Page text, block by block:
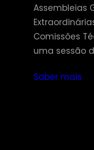
Assembleias
Comissões
uma sessão
Saber mais